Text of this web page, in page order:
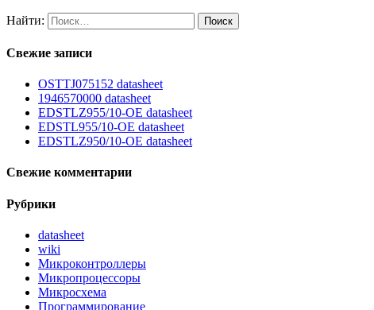
Найти:
Свежие записи
OSTTJ075152 datasheet
1946570000 datasheet
EDSTLZ955/10-OE datasheet
EDSTL955/10-OE datasheet
EDSTLZ950/10-OE datasheet
Свежие комментарии
Рубрики
datasheet
wiki
Микроконтроллеры
Микропроцессоры
Микросхема
Программирование